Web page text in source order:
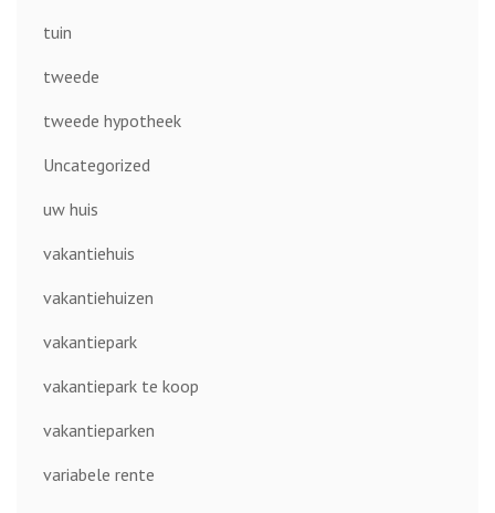
tuin
tweede
tweede hypotheek
Uncategorized
uw huis
vakantiehuis
vakantiehuizen
vakantiepark
vakantiepark te koop
vakantieparken
variabele rente